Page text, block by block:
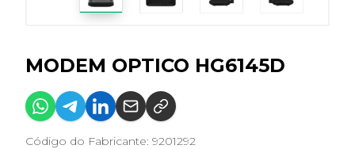
MODEM OPTICO HG6145D
Código do Fabricante: 9201292